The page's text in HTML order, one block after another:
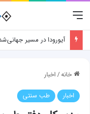
منو
آیورودا در مسیر
خانه/اخبار
اخبار طب سنتی